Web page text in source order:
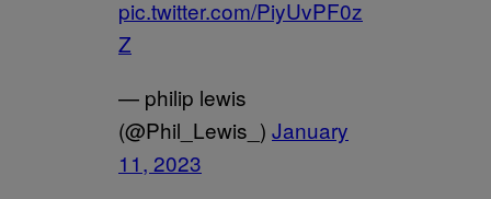
pic.twitter.com/PiyUvPF0z
Z
— philip lewis
(@Phil_Lewis_) January
11, 2023